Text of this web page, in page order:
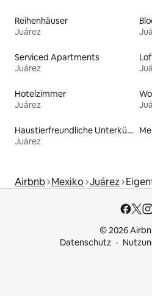
Reihenhäuser
Juárez
Serviced Apartments
Juárez
Hotelzimmer
Juárez
Haustierfreundliche Unterkünfte
Juárez
Airbnb Mexiko Juárez
© 2026
Datenschutz